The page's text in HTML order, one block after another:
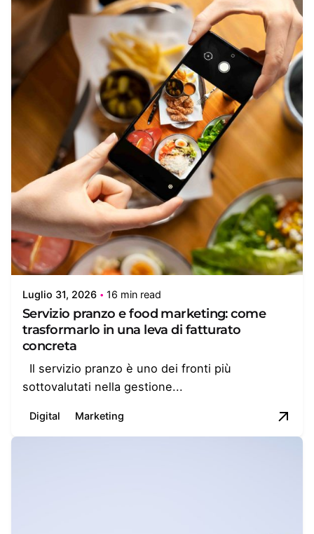
Posted by
Gaia
Luglio 31, 2026 16 min read
Servizio pranzo e food marketing: come
trasformarlo in una leva di fatturato
concreta
Il servizio pranzo è uno dei fronti più
sottovalutati nella gestione...
Digital Marketing